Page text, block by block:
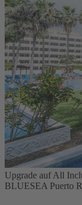
Upgrade auf All
BLUESEA Puerto